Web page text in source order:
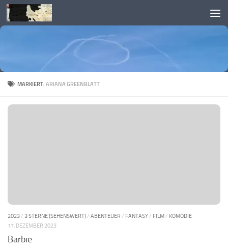
Skip to content
MARKIERT:ARIANA GREENBLATT
2023/ 3 STERNE (SEHENSWERT)/ ABENTEUER / FANTASY/ FILM/ KOMÖDIE
17. DEZEMBER 2023
Barbie